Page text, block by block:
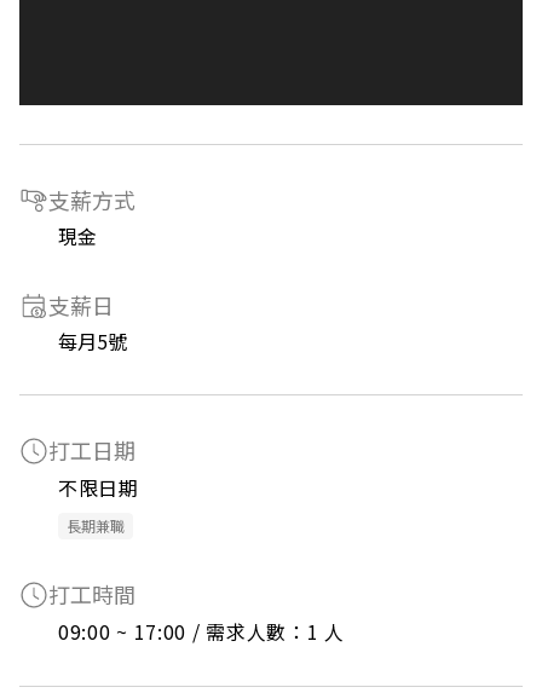
支薪方式
現金
支薪日
每月5號
打工日期
不限日期
長期兼職
打工時間
09:00 ~ 17:00 / 需求人數：1 人